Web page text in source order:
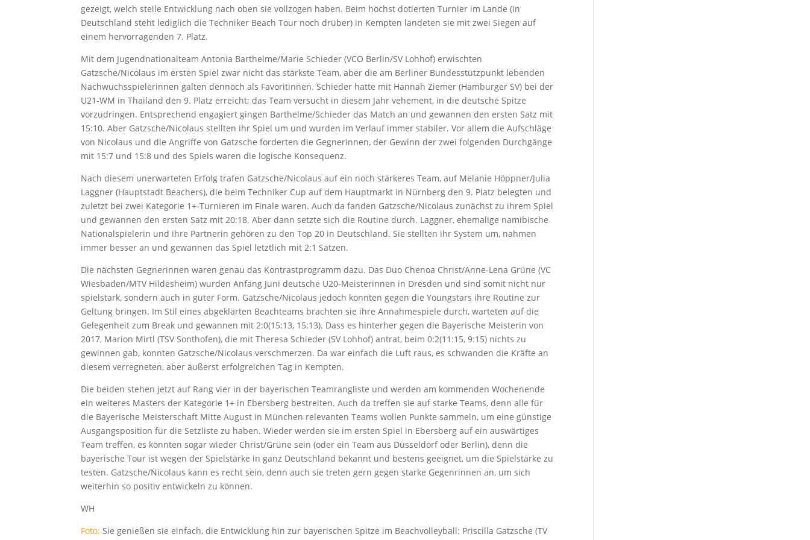
gezeigt, welch steile Entwicklung nach oben sie vollzogen haben. Beim höchst dotierten Turnier im Lande (in
Deutschland steht lediglich die Techniker Beach Tour noch drüber) in Kempten landeten sie mit zwei Siegen auf
einem hervorragenden 7. Platz.
Mit dem Jugendnationalteam Antonia Barthelme/Marie Schieder (VCO Berlin/SV Lohhof) erwischten
Gatzsche/Nicolaus im ersten Spiel zwar nicht das stärkste Team, aber die am Berliner Bundesstützpunkt lebenden
Nachwuchsspielerinnen galten dennoch als Favoritinnen. Schieder hatte mit Hannah Ziemer (Hamburger SV) bei der
U21-WM in Thailand den 9. Platz erreicht; das Team versucht in diesem Jahr vehement, in die deutsche Spitze
vorzudringen. Entsprechend engagiert gingen Barthelme/Schieder das Match an und gewannen den ersten Satz mit
15:10. Aber Gatzsche/Nicolaus stellten ihr Spiel um und wurden im Verlauf immer stabiler. Vor allem die Aufschläge
von Nicolaus und die Angriffe von Gatzsche forderten die Gegnerinnen, der Gewinn der zwei folgenden Durchgänge
mit 15:7 und 15:8 und des Spiels waren die logische Konsequenz.
Nach diesem unerwarteten Erfolg trafen Gatzsche/Nicolaus auf ein noch stärkeres Team, auf Melanie Höppner/Julia
Laggner (Hauptstadt Beachers), die beim Techniker Cup auf dem Hauptmarkt in Nürnberg den 9. Platz belegten und
zuletzt bei zwei Kategorie 1+-Turnieren im Finale waren. Auch da fanden Gatzsche/Nicolaus zunächst zu ihrem Spiel
und gewannen den ersten Satz mit 20:18. Aber dann setzte sich die Routine durch. Laggner, ehemalige namibische
Nationalspielerin und ihre Partnerin gehören zu den Top 20 in Deutschland. Sie stellten ihr System um, nahmen
immer besser an und gewannen das Spiel letztlich mit 2:1 Sätzen.
Die nächsten Gegnerinnen waren genau das Kontrastprogramm dazu. Das Duo Chenoa Christ/Anne-Lena Grüne (VC
Wiesbaden/MTV Hildesheim) wurden Anfang Juni deutsche U20-Meisterinnen in Dresden und sind somit nicht nur
spielstark, sondern auch in guter Form. Gatzsche/Nicolaus jedoch konnten gegen die Youngstars ihre Routine zur
Geltung bringen. Im Stil eines abgeklärten Beachteams brachten sie ihre Annahmespiele durch, warteten auf die
Gelegenheit zum Break und gewannen mit 2:0(15:13, 15:13). Dass es hinterher gegen die Bayerische Meisterin von
2017, Marion Mirtl (TSV Sonthofen), die mit Theresa Schieder (SV Lohhof) antrat, beim 0:2(11:15, 9:15) nichts zu
gewinnen gab, konnten Gatzsche/Nicolaus verschmerzen. Da war einfach die Luft raus, es schwanden die Kräfte an
diesem verregneten, aber äußerst erfolgreichen Tag in Kempten.
Die beiden stehen jetzt auf Rang vier in der bayerischen Teamrangliste und werden am kommenden Wochenende
ein weiteres Masters der Kategorie 1+ in Ebersberg bestreiten. Auch da treffen sie auf starke Teams, denn alle für
die Bayerische Meisterschaft Mitte August in München relevanten Teams wollen Punkte sammeln, um eine günstige
Ausgangsposition für die Setzliste zu haben. Wieder werden sie im ersten Spiel in Ebersberg auf ein auswärtiges
Team treffen, es könnten sogar wieder Christ/Grüne sein (oder ein Team aus Düsseldorf oder Berlin), denn die
bayerische Tour ist wegen der Spielstärke in ganz Deutschland bekannt und bestens geeignet, um die Spielstärke zu
testen. Gatzsche/Nicolaus kann es recht sein, denn auch sie treten gern gegen starke Gegenrinnen an, um sich
weiterhin so positiv entwickeln zu können.
WH
Foto: Sie genießen sie einfach, die Entwicklung hin zur bayerischen Spitze im Beachvolleyball: Priscilla Gatzsche (TV